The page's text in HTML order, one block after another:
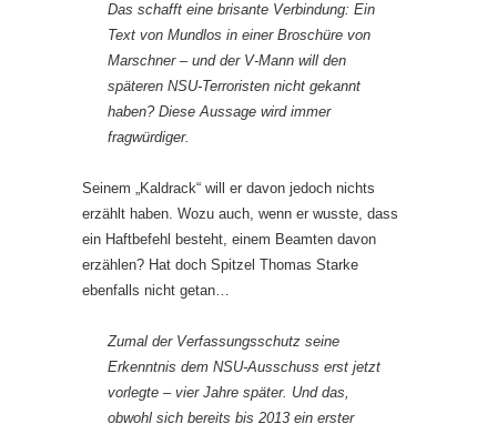
Das schafft eine brisante Verbindung: Ein
Text von Mundlos in einer Broschüre von
Marschner – und der V-Mann will den
späteren NSU-Terroristen nicht gekannt
haben? Diese Aussage wird immer
fragwürdiger.
Seinem „Kaldrack“ will er davon jedoch nichts
erzählt haben. Wozu auch, wenn er wusste, dass
ein Haftbefehl besteht, einem Beamten davon
erzählen? Hat doch Spitzel Thomas Starke
ebenfalls nicht getan…
Zumal der Verfassungsschutz seine
Erkenntnis dem NSU-Ausschuss erst jetzt
vorlegte – vier Jahre später. Und das,
obwohl sich bereits bis 2013 ein erster